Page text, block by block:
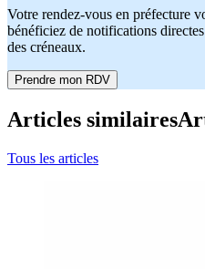
Votre rendez-vous en préfecture
bénéficiez de notifications
des créneaux.
Prendre mon RDV
Articles similaires
Tous les articles